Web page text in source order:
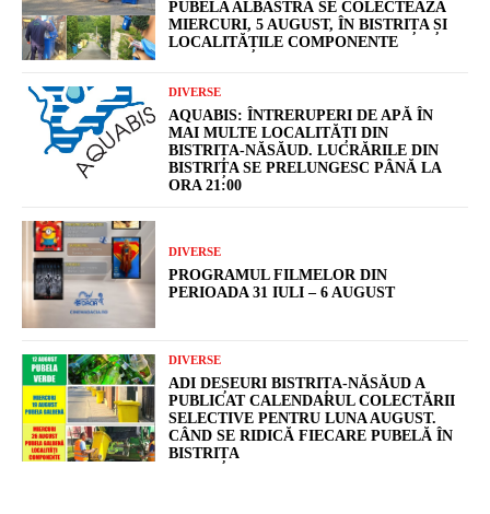
PUBELA ALBASTRĂ SE COLECTEAZĂ
MIERCURI, 5 AUGUST, ÎN BISTRIȚA ȘI
LOCALITĂȚILE COMPONENTE
DIVERSE
AQUABIS: ÎNTRERUPERI DE APĂ ÎN
MAI MULTE LOCALITĂȚI DIN
BISTRIȚA-NĂSĂUD. LUCRĂRILE DIN
BISTRIȚA SE PRELUNGESC PÂNĂ LA
ORA 21:00
DIVERSE
PROGRAMUL FILMELOR DIN
PERIOADA 31 IULI – 6 AUGUST
DIVERSE
ADI DEȘEURI BISTRIȚA-NĂSĂUD A
PUBLICAT CALENDARUL COLECTĂRII
SELECTIVE PENTRU LUNA AUGUST.
CÂND SE RIDICĂ FIECARE PUBELĂ ÎN
BISTRIȚA